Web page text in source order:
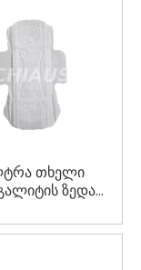
თხელი
ზედა
მოქნილი 3D